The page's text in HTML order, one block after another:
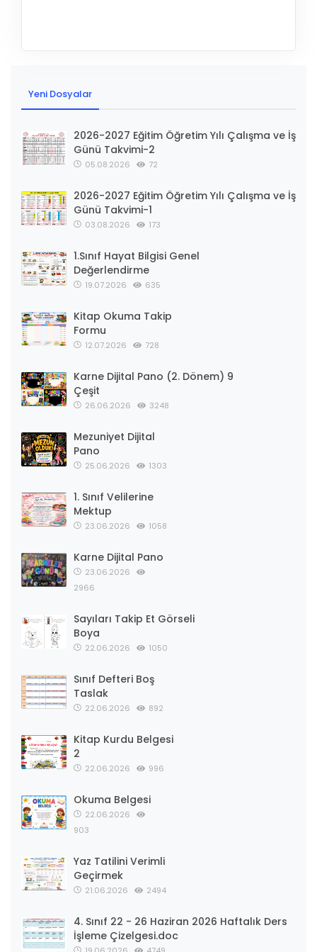
Yeni Dosyalar
2026-2027 Eğitim Öğretim Yılı Çalışma ve İş
Günü Takvimi-2
05.08.2026 72
2026-2027 Eğitim Öğretim Yılı Çalışma ve İş
Günü Takvimi-1
03.08.2026 173
1.Sınıf Hayat Bilgisi Genel
Değerlendirme
19.07.2026 635
Kitap Okuma Takip
Formu
12.07.2026 728
Karne Dijital Pano (2. Dönem) 9
Çeşit
26.06.2026 3248
Mezuniyet Dijital
Pano
25.06.2026 1303
1. Sınıf Velilerine
Mektup
23.06.2026 1058
Karne Dijital Pano
23.06.2026
2966
Sayıları Takip Et Görseli
Boya
22.06.2026 1050
Sınıf Defteri Boş
Taslak
22.06.2026 892
Kitap Kurdu Belgesi
2
22.06.2026 996
Okuma Belgesi
22.06.2026
903
Yaz Tatilini Verimli
Geçirmek
21.06.2026 2494
4. Sınıf 22 - 26 Haziran 2026 Haftalık Ders
İşleme Çizelgesi.doc